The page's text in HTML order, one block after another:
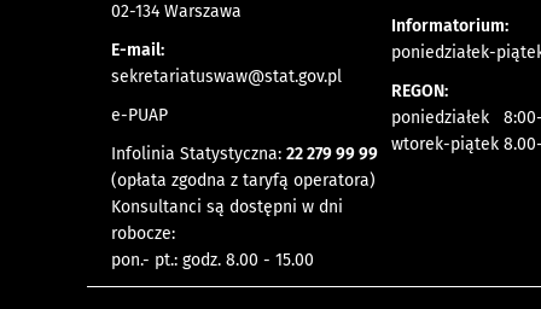
02-134 Warszawa
E-mail:
sekretariatuswaw@stat.gov.pl
e-PUAP
Infolinia Statystyczna: 22 279 99 99
(opłata zgodna z taryfą operatora)
Konsultanci są dostępni w dni
robocze:
pon.- pt.: godz. 8.00 - 15.00
Informatorium:
poniedziałek-
REGON:
poniedziałek
wtorek-piątek